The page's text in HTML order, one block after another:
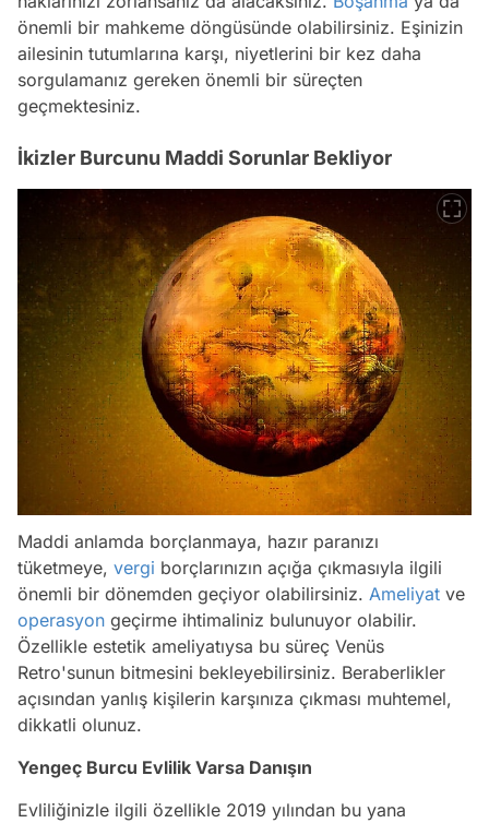
önemli bir mahkeme döngüsünde olabilirsiniz. Eşinizin
ailesinin tutumlarına karşı, niyetlerini bir kez daha
sorgulamanız gereken önemli bir süreçten
geçmektesiniz.
İkizler Burcunu Maddi Sorunlar Bekliyor
Maddi anlamda borçlanmaya, hazır paranızı
tüketmeye, vergi borçlarınızın açığa çıkmasıyla ilgili
önemli bir dönemden geçiyor olabilirsiniz. Ameliyat ve
operasyon geçirme ihtimaliniz bulunuyor olabilir.
Özellikle estetik ameliyatıysa bu süreç Venüs
Retro'sunun bitmesini bekleyebilirsiniz. Beraberlikler
açısından yanlış kişilerin karşınıza çıkması muhtemel,
dikkatli olunuz.
Yengeç Burcu Evlilik Varsa Danışın
Evliliğinizle ilgili özellikle 2019 yılından bu yana